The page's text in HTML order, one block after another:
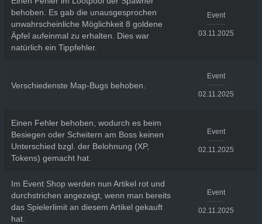
behoben. Es gab die unausgesprochen
unwahrscheinliche Möglichkeit 8 goldene
Äpfel aufeinmal zu erhalten. Dies war
natürlich ein Tippfehler.
Event
03.11.2025
Verschiedenste Map-Bugs behoben.
Event
02.11.2025
Einen Fehler behoben, wodurch es beim
Besiegen oder Scheitern am Boss keinen
Unterschied bzgl. der Belohnung (XP,
Tokens) gemacht hat.
Event
02.11.2025
Im Event Shop werden nun Artikel rot und
durchstrichen angezeigt, wenn man bereits
das Spielerlimit an diesem Artikel gekauft
hat.
Event
02.11.2025